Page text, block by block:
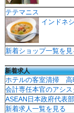
テテマニス
インドネ
新着ショップ一覧を見
新着求人
ホテルの客室清掃 高
会計専任本官のアシス
ASEAN日本政府代表
新着求人一覧を見る